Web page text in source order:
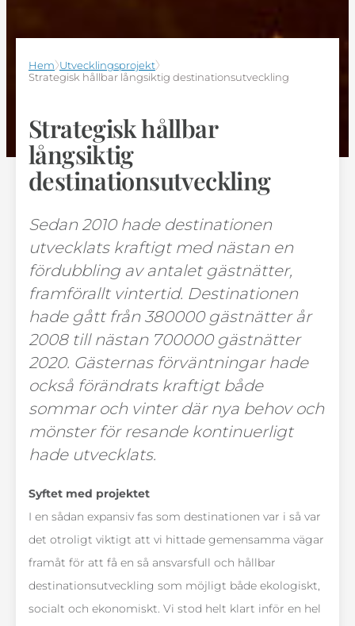
Hem Utvecklingsprojekt
Strategisk hållbar långsiktig destinationsutveckling
Strategisk hållbar
långsiktig
destinationsutveckling
Sedan 2010 hade destinationen
utvecklats kraftigt med nästan en
fördubbling av antalet gästnätter,
framförallt vintertid. Destinationen
hade gått från 380000 gästnätter år
2008 till nästan 700000 gästnätter
2020. Gästernas förväntningar hade
också förändrats kraftigt både
sommar och vinter där nya behov och
mönster för resande kontinuerligt
hade utvecklats.
Syftet med projektet
I en sådan expansiv fas som destinationen var i så var
det otroligt viktigt att vi hittade gemensamma vägar
framåt för att få en så ansvarsfull och hållbar
destinationsutveckling som möjligt både ekologiskt,
socialt och ekonomiskt. Vi stod helt klart inför en hel